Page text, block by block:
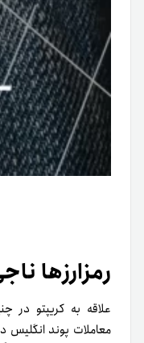
رمزارزها
علاقه به کریپتو